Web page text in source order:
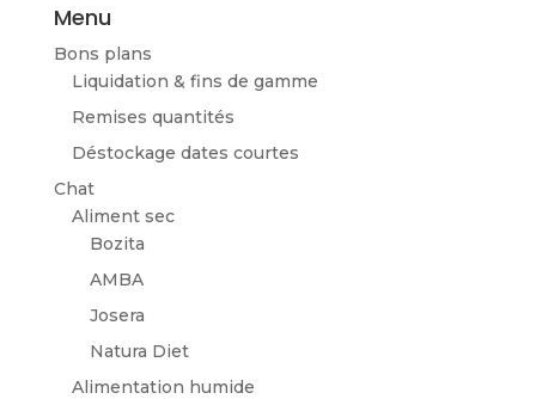
Menu
Bons plans
Liquidation & fins de gamme
Remises quantités
Déstockage dates courtes
Chat
Aliment sec
Bozita
AMBA
Josera
Natura Diet
Alimentation humide